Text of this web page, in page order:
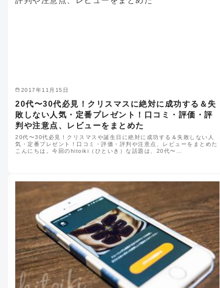
2017年11月15日
20代〜30代必見！クリスマスに絶対に成功する＆失
敗しない人気・定番プレゼント！口コミ・評価・評
判や注意点、レビューをまとめた
20代〜30代必見！クリスマスや誕生日に絶対に成功する＆失敗しない人
気・定番プレゼント！口コミ・評価・評判や注意点、レビューをまとめた
こんにちは。今回のhitoiki（ひといき）な話題は、20代〜…